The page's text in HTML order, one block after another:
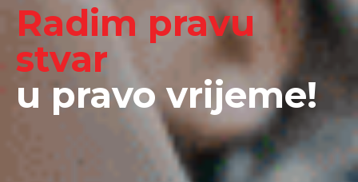
Radim pravu
stvar
u pravo vrijeme!